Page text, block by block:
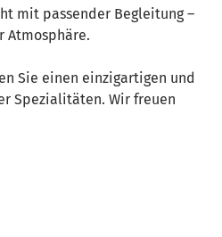
mit passender Begleitung –
Atmosphäre.
Sie einen einzigartigen und
Spezialitäten. Wir freuen